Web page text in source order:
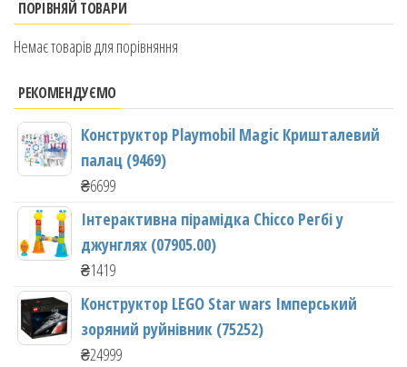
ПОРІВНЯЙ ТОВАРИ
Немає товарів для порівняння
РЕКОМЕНДУЄМО
Конструктор Playmobil Magic Кришталевий
палац (9469)
₴6699
Інтерактивна пірамідка Chicco Регбі у
джунглях (07905.00)
₴1419
Конструктор LEGO Star wars Імперський
зоряний руйнівник (75252)
₴24999